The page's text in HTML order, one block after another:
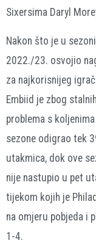
Sixersima Daryl
Nakon što je u sezoni
2022./23. osvojio
za najkorisnijeg
Embiid je zbog stalnih
problema s
sezone odigrao tek
utakmica, dok ove
nije nastupio u pet
tijekom kojih je
na omjeru pobjeda i
1-4.